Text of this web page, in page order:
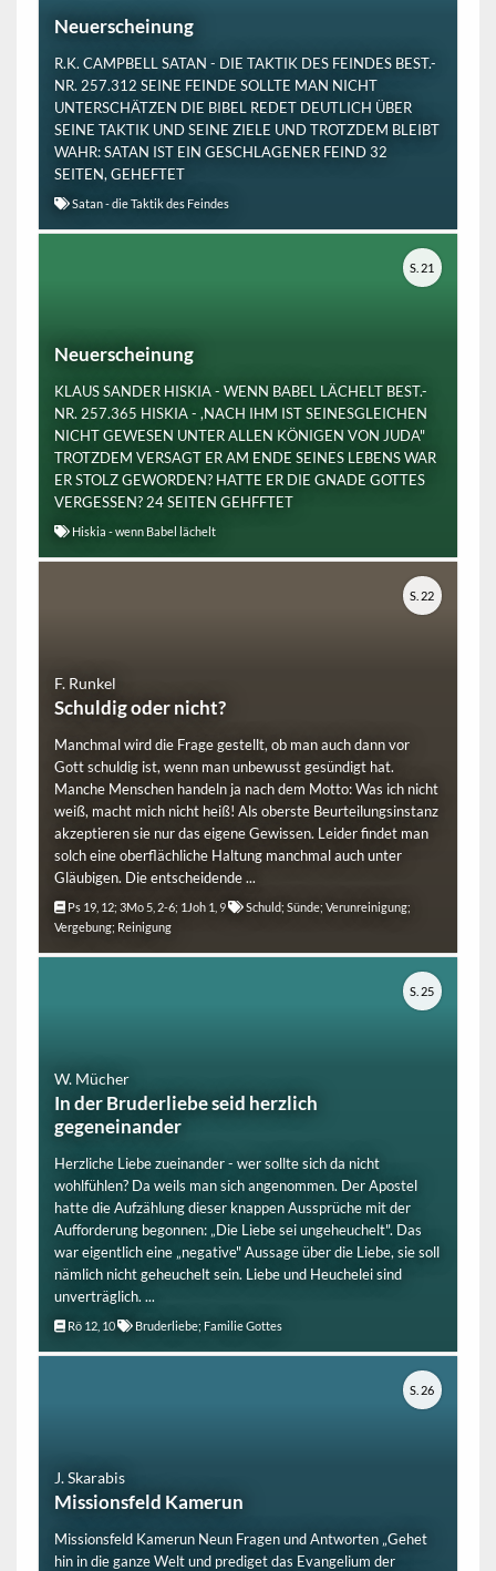
Neuerscheinung
R.K. CAMPBELL SATAN - DIE TAKTIK DES FEINDES BEST.-
NR. 257.312 SEINE FEINDE SOLLTE MAN NICHT
UNTERSCHÄTZEN DIE BIBEL REDET DEUTLICH ÜBER
SEINE TAKTIK UND SEINE ZIELE UND TROTZDEM BLEIBT
WAHR: SATAN IST EIN GESCHLAGENER FEIND 32
SEITEN, GEHEFTET
Satan - die Taktik des Feindes
Neuerscheinung
KLAUS SANDER HISKIA - WENN BABEL LÄCHELT BEST.-
NR. 257.365 HISKIA - ,NACH IHM IST SEINESGLEICHEN
NICHT GEWESEN UNTER ALLEN KÖNIGEN VON JUDA"
TROTZDEM VERSAGT ER AM ENDE SEINES LEBENS WAR
ER STOLZ GEWORDEN? HATTE ER DIE GNADE GOTTES
VERGESSEN? 24 SEITEN GEHFFTET
Hiskia - wenn Babel lächelt
S. 21
F. Runkel
Schuldig oder nicht?
Manchmal wird die Frage gestellt, ob man auch dann vor
Gott schuldig ist, wenn man unbewusst gesündigt hat.
Manche Menschen handeln ja nach dem Motto: Was ich nicht
weiß, macht mich nicht heiß! Als oberste Beurteilungsinstanz
akzeptieren sie nur das eigene Gewissen. Leider findet man
solch eine oberflächliche Haltung manchmal auch unter
Gläubigen. Die entscheidende ...
Ps 19, 12; 3Mo 5, 2-6; 1Joh 1, 9
Schuld; Sünde; Verunreinigung;
Vergebung; Reinigung
S. 22
W. Mücher
In der Bruderliebe seid herzlich
gegeneinander
Herzliche Liebe zueinander - wer sollte sich da nicht
wohlfühlen? Da weils man sich angenommen. Der Apostel
hatte die Aufzählung dieser knappen Aussprüche mit der
Aufforderung begonnen: „Die Liebe sei ungeheuchelt". Das
war eigentlich eine „negative" Aussage über die Liebe, sie soll
nämlich nicht geheuchelt sein. Liebe und Heuchelei sind
unverträglich. ...
Rö 12, 10 Bruderliebe; Familie Gottes
S. 25
J. Skarabis
Missionsfeld Kamerun
Missionsfeld Kamerun Neun Fragen und Antworten „Gehet
hin in die ganze Welt und prediget das Evangelium der
S. 26